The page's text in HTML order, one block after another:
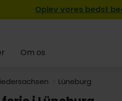
Oplev vores bedst
Om os
Lüneburg